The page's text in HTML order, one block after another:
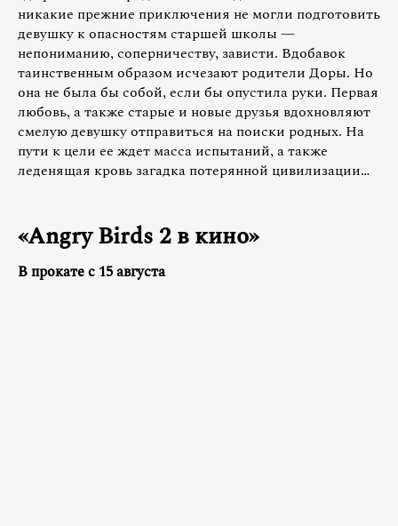
никакие прежние приключения не могли подготовить
девушку к опасностям старшей школы —
непониманию, соперничеству, зависти. Вдобавок
таинственным образом исчезают родители Доры. Но
она не была бы собой, если бы опустила руки. Первая
любовь, а также старые и новые друзья вдохновляют
смелую девушку отправиться на поиски родных. На
пути к цели ее ждет масса испытаний, а также
леденящая кровь загадка потерянной цивилизации…
«Angry Birds 2 в кино»
В прокате с 15 августа